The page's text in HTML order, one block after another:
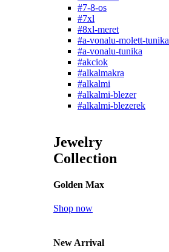
#7-8-os
#7xl
#8xl-meret
#a-vonalu-molett-tunika
#a-vonalu-tunika
#akciok
#alkalmakra
#alkalmi
#alkalmi-blezer
#alkalmi-blezerek
Jewelry
Collection
Golden Max
Shop now
New Arrival